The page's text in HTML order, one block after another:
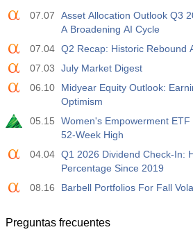
07.07
Asset Allocation Outlook Q3
A Broadening AI Cycle
07.04 Q2 Recap: Historic Rebound
07.03
July Market Digest
06.10
Midyear Equity Outlook:
Optimism
05.15
Women's Empowerment
52-Week High
04.04 Q1 2026 Dividend Check-In:
Percentage Since 2019
08.16
Barbell Portfolios For Fall
Preguntas frecuentes